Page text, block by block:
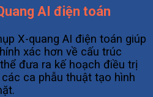
AI điện toán
X-quang AI điện toán giúp
xác hơn về cấu trúc
đưa ra kế hoạch điều trị
ca phẫu thuật tạo hình